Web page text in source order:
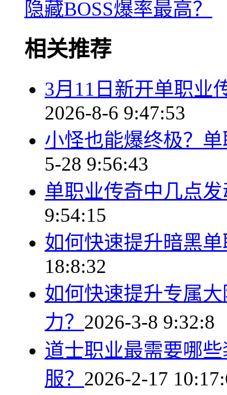
隐藏BOSS爆率最高？
相关推荐
3月11日新开单职业
2026-8-6 9:47:53
小怪也能爆终极？
5-28 9:56:43
单职业传奇中几点
9:54:15
如何快速提升暗黑
18:8:32
如何快速提升专属
力？ 2026-3-8 9:32:8
道士职业最需要哪
服？ 2026-2-17